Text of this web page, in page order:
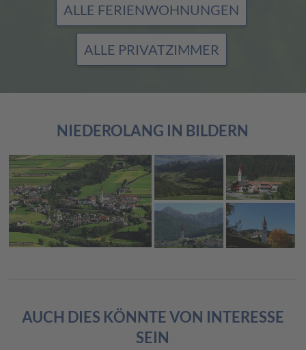
ALLE FERIENWOHNUNGEN
ALLE PRIVATZIMMER
NIEDEROLANG IN BILDERN
AUCH DIES KÖNNTE VON INTERESSE
SEIN